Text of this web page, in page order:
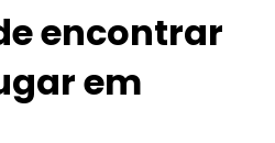
encontrar
em